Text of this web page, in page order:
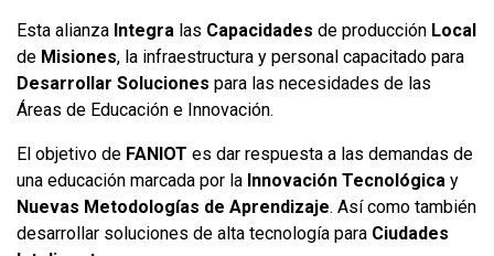
Esta alianza Integra las Capacidades de producción Local
de Misiones, la infraestructura y personal capacitado para
Desarrollar Soluciones para las necesidades de las
Áreas de Educación e Innovación.
El objetivo de FANIOT es dar respuesta a las demandas de
una educación marcada por la Innovación Tecnológica y
Nuevas Metodologías de Aprendizaje. Así como también
desarrollar soluciones de alta tecnología para Ciudades